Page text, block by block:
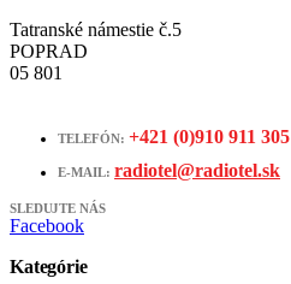
Tatranské námestie č.5
POPRAD
05 801
TELEFÓN: +421 (0)910 911 305
E-MAIL: radiotel@radiotel.sk
SLEDUJTE NÁS
Facebook
Kategórie